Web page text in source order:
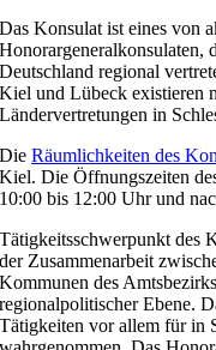
Das Konsulat ist eines von
Honorargeneralkonsulaten,
Deutschland regional
Kiel und Lübeck existieren
Ländervertretungen in
DieRäumlichkeiten des
Kiel. Die Öffnungszeiten
10:00 bis 12:00 Uhr und
Tätigkeitsschwerpunkt des
der Zusammenarbeit
Kommunen des
regionalpolitischer Ebene.
Tätigkeiten vor allem für in